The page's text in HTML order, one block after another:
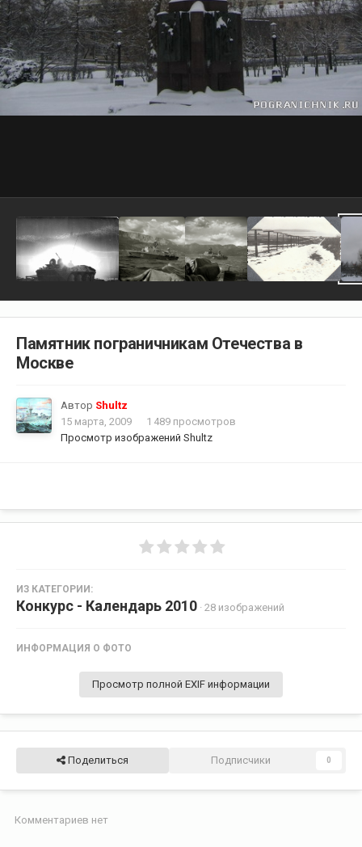
Памятник пограничникам Отечества в
Москве
Автор Shultz
15 марта, 2009
1 489 просмотров
Просмотр изображений Shultz
ИЗ КАТЕГОРИИ:
Конкурс - Календарь 2010 · 28 изображений
ИНФОРМАЦИЯ О ФОТО
Просмотр полной EXIF информации
Поделиться Подписчики 0
Комментариев нет